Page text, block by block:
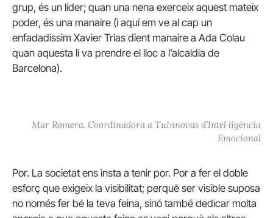
grup, és un líder; quan una nena exerceix aquest mateix
poder, és una manaire (i aquí em ve al cap un
enfadadíssim Xavier Trias dient manaire a Ada Colau
quan aquesta li va prendre el lloc a l’alcaldia de
Barcelona).
Mar Romera. Coordinadora a TuInnovas d’Intel·ligència
Emocional
Por. La societat ens insta a tenir por. Por a fer el doble
esforç que exigeix ​​la visibilitat; perquè ser visible suposa
no només fer bé la teva feina, sinó també dedicar molta